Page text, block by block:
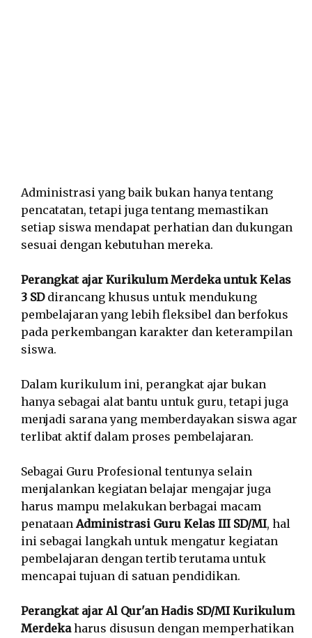
Administrasi yang baik bukan hanya tentang
pencatatan, tetapi juga tentang memastikan
setiap siswa mendapat perhatian dan dukungan
sesuai dengan kebutuhan mereka.
Perangkat ajar Kurikulum Merdeka untuk Kelas
3 SDdirancang khusus untuk mendukung
pembelajaran yang lebih fleksibel dan berfokus
pada perkembangan karakter dan keterampilan
siswa.
Dalam kurikulum ini, perangkat ajar bukan
hanya sebagai alat bantu untuk guru, tetapi juga
menjadi sarana yang memberdayakan siswa agar
terlibat aktif dalam proses pembelajaran.
Sebagai Guru Profesional tentunya selain
menjalankan kegiatan belajar mengajar juga
harus mampu melakukan berbagai macam
penataanAdministrasi Guru Kelas III SD/MI, hal
ini sebagai langkah untuk mengatur kegiatan
pembelajaran dengan tertib terutama untuk
mencapai tujuan di satuan pendidikan.
Perangkat ajar Al Qur'an Hadis SD/MI Kurikulum
Merdekaharus disusun dengan memperhatikan